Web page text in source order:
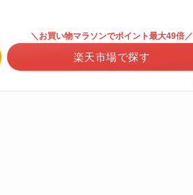
＼お買い物マラソンでポイント最大49倍／
楽天市場で探す